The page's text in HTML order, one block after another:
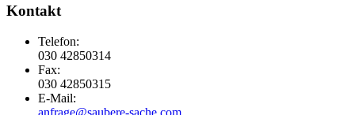
Kontakt
Telefon:
030 42850314
Fax:
030 42850315
E-Mail:
anfrage@saubere-sache.com